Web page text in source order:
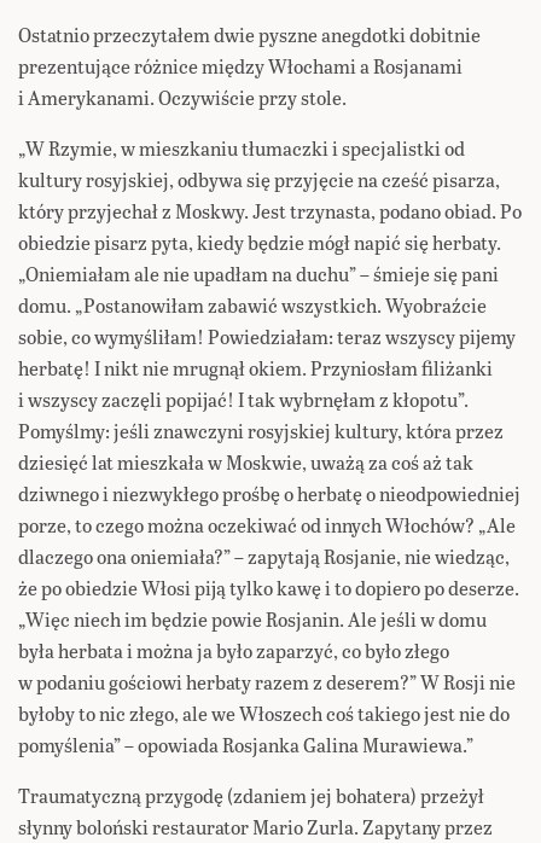
Ostatnio przeczytałem dwie pyszne anegdotki dobitnie
prezentujące różnice między Włochami a Rosjanami
i Amerykanami. Oczywiście przy stole.
„W Rzymie, w mieszkaniu tłumaczki i specjalistki od
kultury rosyjskiej, odbywa się przyjęcie na cześć pisarza,
który przyjechał z Moskwy. Jest trzynasta, podano obiad. Po
obiedzie pisarz pyta, kiedy będzie mógł napić się herbaty.
„Oniemiałam ale nie upadłam na duchu” – śmieje się pani
domu. „Postanowiłam zabawić wszystkich. Wyobraźcie
sobie, co wymyśliłam! Powiedziałam: teraz wszyscy pijemy
herbatę! I nikt nie mrugnął okiem. Przyniosłam filiżanki
i wszyscy zaczęli popijać! I tak wybrnęłam z kłopotu”.
Pomyślmy: jeśli znawczyni rosyjskiej kultury, która przez
dziesięć lat mieszkała w Moskwie, uważą za coś aż tak
dziwnego i niezwykłego prośbę o herbatę o nieodpowiedniej
porze, to czego można oczekiwać od innych Włochów? „Ale
dlaczego ona oniemiała?” – zapytają Rosjanie, nie wiedząc,
że po obiedzie Włosi piją tylko kawę i to dopiero po deserze.
„Więc niech im będzie powie Rosjanin. Ale jeśli w domu
była herbata i można ja było zaparzyć, co było złego
w podaniu gościowi herbaty razem z deserem?” W Rosji nie
byłoby to nic złego, ale we Włoszech coś takiego jest nie do
pomyślenia” – opowiada Rosjanka Galina Murawiewa.”
Traumatyczną przygodę (zdaniem jej bohatera) przeżył
słynny boloński restaurator Mario Zurla. Zapytany przez